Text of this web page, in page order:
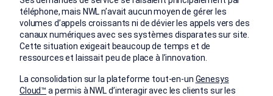
téléphone, mais NWL n’avait aucun moyen de gérer les
volumes d’appels croissants ni de dévier les appels vers des
canaux numériques avec ses systèmes disparates sur site.
Cette situation exigeait beaucoup de temps et de
ressources et laissait peu de place à l’innovation.
La consolidation sur la plateforme tout-en-un Genesys
Cloud™ a permis à NWL d’interagir avec les clients sur les